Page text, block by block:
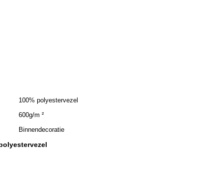
100% polyestervezel
600g/m ²
Binnendecoratie